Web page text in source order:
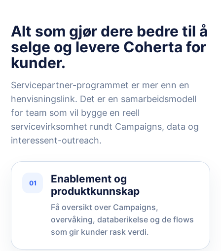
Alt som gjør dere bedre til å
selge og levere Coherta for
kunder.
Servicepartner-programmet er mer enn en
henvisningslink. Det er en samarbeidsmodell
for team som vil bygge en reell
servicevirksomhet rundt Campaigns, data og
interessent-outreach.
01
Enablement og
produktkunnskap
Få oversikt over Campaigns,
overvåking, databerikelse og de flows
som gir kunder rask verdi.